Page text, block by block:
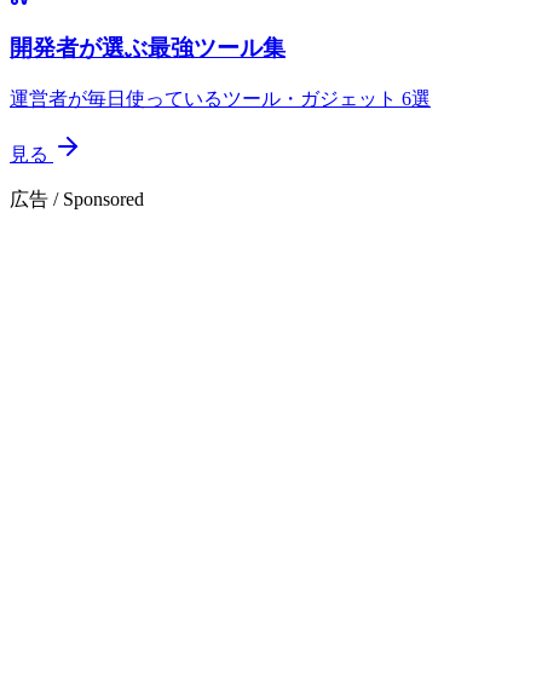
開発者が選ぶ最強ツール集
運営者が毎日使っているツール・ガジェット 6選
見る
広告 / Sponsored